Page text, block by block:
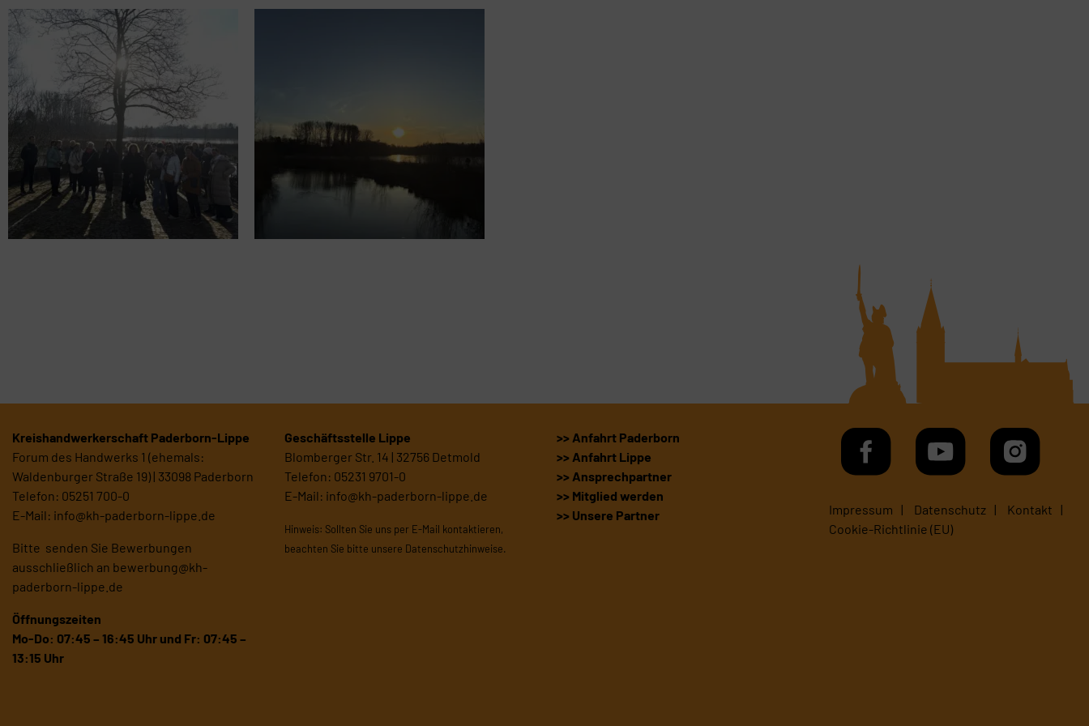
Kreishandwerkerschaft Paderborn-Lippe
Forum des Handwerks 1 (ehemals:
Waldenburger Straße 19) | 33098 Paderborn
Telefon: 05251 700-0
E-Mail: info@kh-paderborn-lippe.de
Bitte senden Sie Bewerbungen
ausschließlich an bewerbung@kh-
paderborn-lippe.de
Öffnungszeiten
Mo-Do: 07:45 – 16:45 Uhr und Fr: 07:45 –
13:15 Uhr
Geschäftsstelle Lippe
Blomberger Str. 14 | 32756 Detmold
Telefon: 05231 9701-0
E-Mail: info@kh-paderborn-lippe.de
Hinweis: Sollten Sie uns per E-Mail kontaktieren,
beachten Sie bitte unsere Datenschutzhinweise.
>> Anfahrt Paderborn
>> Anfahrt Lippe
>> Ansprechpartner
>> Mitglied werden
>> Unsere Partner
Impressum Datenschutz
Kontakt
Cookie-Richtlinie (EU)